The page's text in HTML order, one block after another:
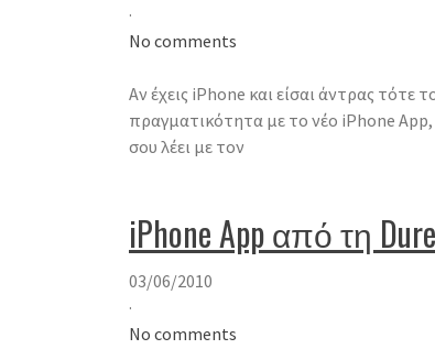
·
No comments
Αν έχεις iPhone και είσαι άντρας τότε
πραγματικότητα με το νέο iPhone
σου λέει με τον
iPhone App από τη
03/06/2010
·
No comments